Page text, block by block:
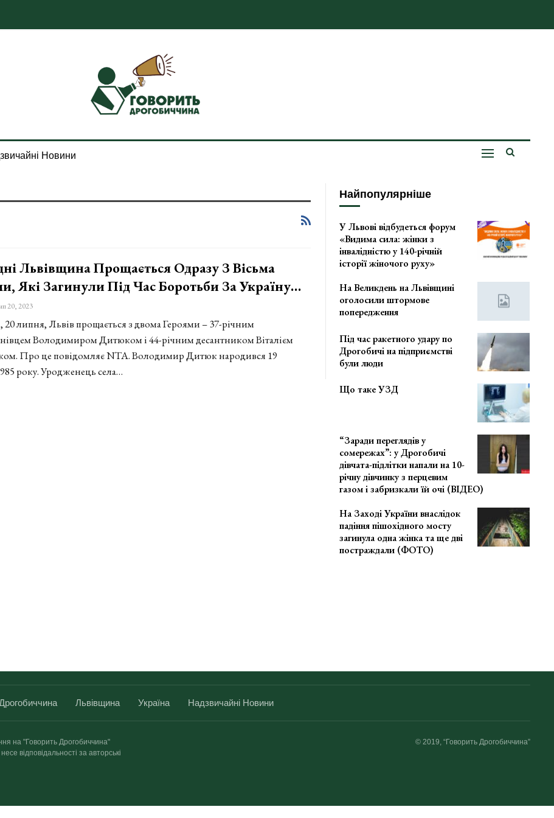
Новини
Львівщина Прощається Одразу З Вісьма
Які Загинули Під Час Боротьби За Україну…
20, 2023
20 липня, Львів прощається з двома Героями – 37-річним
Володимиром Дитюком і 44-річним десантником Віталієм
Про це повідомляє NTA. Володимир Дитюк народився 19
року. Уродженець села…
Найпопулярніше
У Львові відбудеться форум
«Видима сила: жінки з
інвалідністю у 140-річній
історії жіночого руху»
На Великдень на Львівщині
оголосили штормове
попередження
Під час ракетного удару по
Дрогобичі на підприємстві
були люди
Що таке УЗД
“Заради переглядів у
сомережах”: у Дрогобичі
дівчата-підлітки напали на 10-
річну дівчинку з перцевим
газом і забризкали їй очі (ВІДЕО)
На Заході України внаслідок
падіння пішохідного мосту
загинула одна жінка та ще дві
постраждали (ФОТО)
Львівщина Україна Надзвичайні Новини
на "Говорить Дрогобиччина"
відповідальності за авторські
© 2019, “Говорить Дрогобиччина”